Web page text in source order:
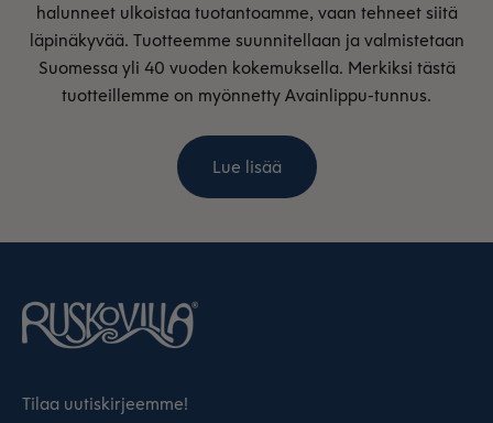
halunneet ulkoistaa tuotantoamme, vaan tehneet siitä
läpinäkyvää. Tuotteemme suunnitellaan ja valmistetaan
Suomessa yli 40 vuoden kokemuksella. Merkiksi tästä
tuotteillemme on myönnetty Avainlippu-tunnus.
Lue lisää
Tilaa uutiskirjeemme!